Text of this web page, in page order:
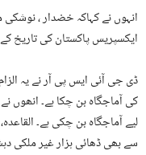
انہوں نے کہاکہ خضدار ،
ایکسپریس پاکستان کی تاریخ
ڈی جی آئی ایس پی آر نے یہ
کی آماجگاہ بن چکا ہے۔ انھوں
لیے آماجگاہ بن چکی ہے۔
سے بھی ڈھائی ہزار غیر ملکی